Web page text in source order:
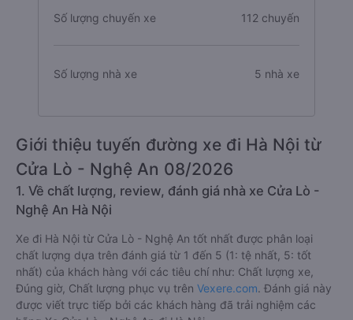
Số lượng chuyến xe 112 chuyến
Số lượng nhà xe 5 nhà xe
Giới thiệu tuyến đường xe đi Hà Nội từ
Cửa Lò - Nghệ An 08/2026
1. Về chất lượng, review, đánh giá nhà xe Cửa Lò -
Nghệ An Hà Nội
Xe đi Hà Nội từ Cửa Lò - Nghệ An tốt nhất được phân loại
chất lượng dựa trên đánh giá từ 1 đến 5 (1: tệ nhất, 5: tốt
nhất) của khách hàng với các tiêu chí như: Chất lượng xe,
Đúng giờ, Chất lượng phục vụ trên Vexere.com. Đánh giá này
được viết trực tiếp bởi các khách hàng đã trải nghiệm các